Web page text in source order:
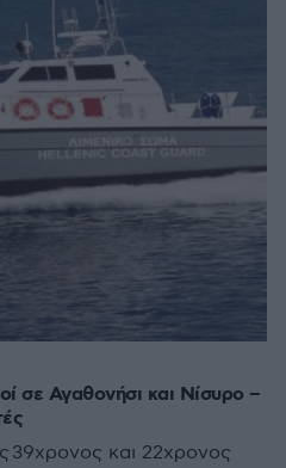
σε Αγαθονήσι και Νίσυρο –
39χρονος και 22χρονος